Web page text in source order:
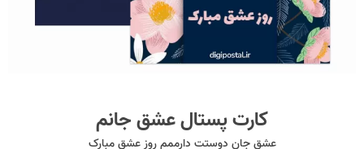
کارت پستال عشق جانم
عشق جان دوستت دارممم روز عشق مبارک